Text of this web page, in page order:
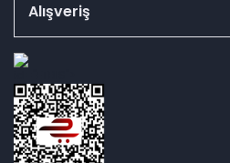
Alışveriş